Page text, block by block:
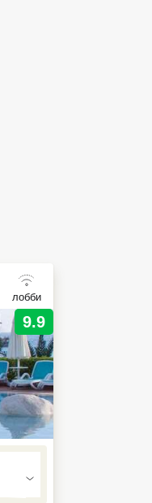
лобби
9.9